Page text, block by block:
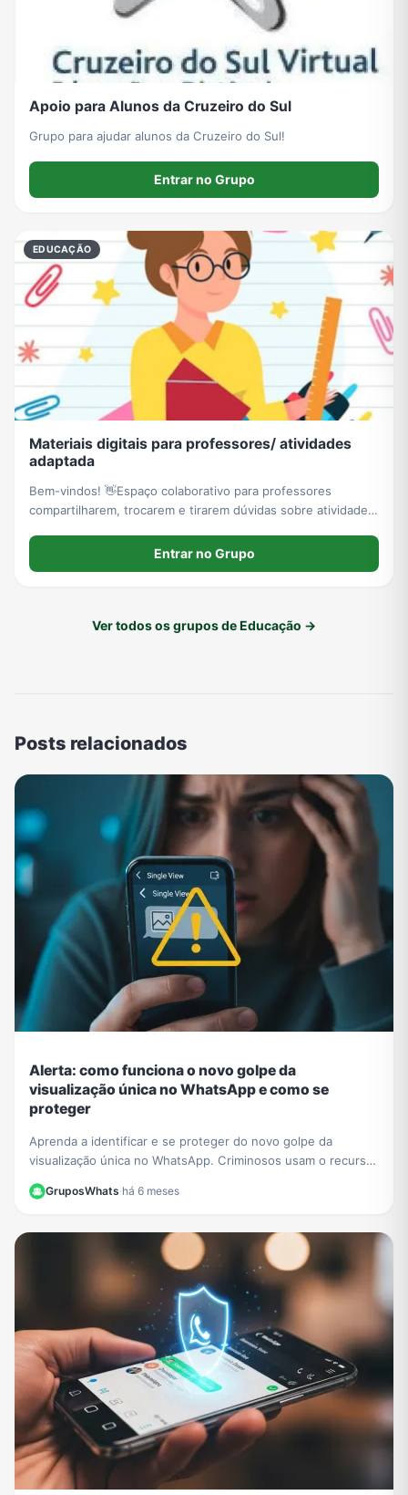
Apoio para Alunos da Cruzeiro do Sul
Grupo para ajudar alunos da Cruzeiro do Sul!
Entrar no Grupo
EDUCAÇÃO
Materiais digitais para professores/ atividades
adaptada
Bem-vindos! 👋Espaço colaborativo para professores
compartilharem, trocarem e tirarem dúvidas sobre atividades
foco total no tema do grupo.Compartilho ideias, materiais e
dicas.
Entrar no Grupo
Ver todos os grupos de Educação →
Posts relacionados
Alerta: como funciona o novo golpe da
visualização única no WhatsApp e como se
proteger
Aprenda a identificar e se proteger do novo golpe da
visualização única no WhatsApp. Criminosos usam o recurso
para extorquir vítimas. Saiba como agir.
GruposWhats·há 6 meses